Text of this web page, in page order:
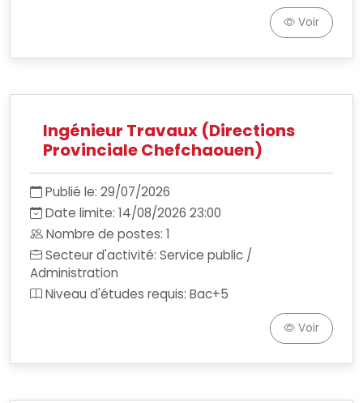
Voir
Ingénieur Travaux (Directions
Provinciale Chefchaouen)
Publié le: 29/07/2026
Date limite: 14/08/2026 23:00
Nombre de postes: 1
Secteur d'activité: Service public /
Administration
Niveau d'études requis: Bac+5
Voir